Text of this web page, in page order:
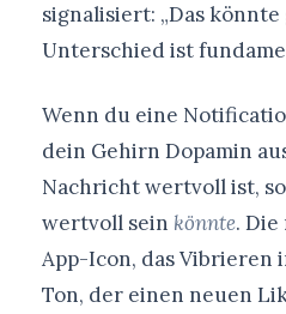
signalisiert: „Das
Unterschied ist
Wenn du eine
dein Gehirn Dopamin
Nachricht wertvoll ist,
wertvoll sein könnte.
App-Icon, das Vibrieren
Ton, der einen neuen